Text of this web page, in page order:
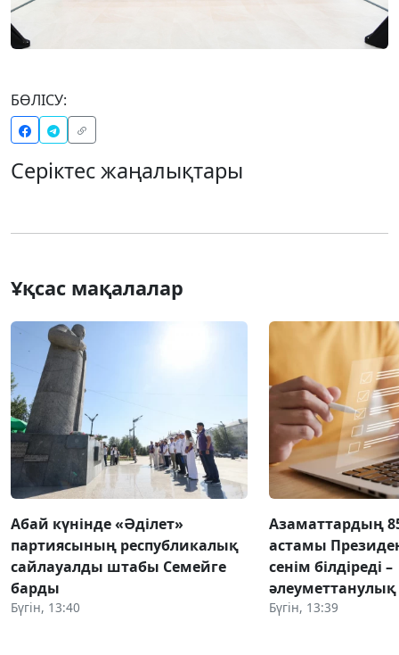
БӨЛІСУ:
Серіктес жаңалықтары
Ұқсас мақалалар
Абай күнінде «Әділет»
партиясының республикалық
сайлауалды штабы Семейге
барды
Бүгін, 13:40
Азаматтардың
астамы
сенім білдіреді –
Бүгін, 13:39